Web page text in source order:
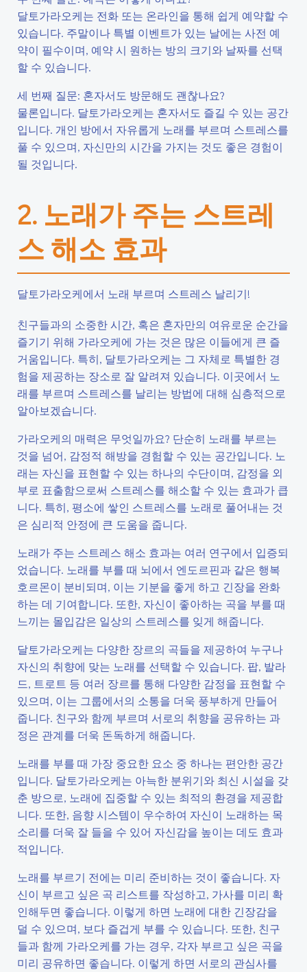
달토가라오케는 전화 또는 온라인을 통해 쉽게 예약할 수
있습니다. 주말이나 특별 이벤트가 있는 날에는 사전 예
약이 필수이며, 예약 시 원하는 방의 크기와 날짜를 선택
할 수 있습니다.
세 번째 질문: 혼자서도 방문해도 괜찮나요?
물론입니다. 달토가라오케는 혼자서도 즐길 수 있는 공간
입니다. 개인 방에서 자유롭게 노래를 부르며 스트레스를
풀 수 있으며, 자신만의 시간을 가지는 것도 좋은 경험이
될 것입니다.
2. 노래가 주는 스트레
스 해소 효과
달토가라오케에서 노래 부르며 스트레스 날리기!
친구들과의 소중한 시간, 혹은 혼자만의 여유로운 순간을
즐기기 위해 가라오케에 가는 것은 많은 이들에게 큰 즐
거움입니다. 특히, 달토가라오케는 그 자체로 특별한 경
험을 제공하는 장소로 잘 알려져 있습니다. 이곳에서 노
래를 부르며 스트레스를 날리는 방법에 대해 심층적으로
알아보겠습니다.
가라오케의 매력은 무엇일까요? 단순히 노래를 부르는
것을 넘어, 감정적 해방을 경험할 수 있는 공간입니다. 노
래는 자신을 표현할 수 있는 하나의 수단이며, 감정을 외
부로 표출함으로써 스트레스를 해소할 수 있는 효과가 큽
니다. 특히, 평소에 쌓인 스트레스를 노래로 풀어내는 것
은 심리적 안정에 큰 도움을 줍니다.
노래가 주는 스트레스 해소 효과는 여러 연구에서 입증되
었습니다. 노래를 부를 때 뇌에서 엔도르핀과 같은 행복
호르몬이 분비되며, 이는 기분을 좋게 하고 긴장을 완화
하는 데 기여합니다. 또한, 자신이 좋아하는 곡을 부를 때
느끼는 몰입감은 일상의 스트레스를 잊게 해줍니다.
달토가라오케는 다양한 장르의 곡들을 제공하여 누구나
자신의 취향에 맞는 노래를 선택할 수 있습니다. 팝, 발라
드, 트로트 등 여러 장르를 통해 다양한 감정을 표현할 수
있으며, 이는 그룹에서의 소통을 더욱 풍부하게 만들어
줍니다. 친구와 함께 부르며 서로의 취향을 공유하는 과
정은 관계를 더욱 돈독하게 해줍니다.
노래를 부를 때 가장 중요한 요소 중 하나는 편안한 공간
입니다. 달토가라오케는 아늑한 분위기와 최신 시설을 갖
춘 방으로, 노래에 집중할 수 있는 최적의 환경을 제공합
니다. 또한, 음향 시스템이 우수하여 자신이 노래하는 목
소리를 더욱 잘 들을 수 있어 자신감을 높이는 데도 효과
적입니다.
노래를 부르기 전에는 미리 준비하는 것이 좋습니다. 자
신이 부르고 싶은 곡 리스트를 작성하고, 가사를 미리 확
인해두면 좋습니다. 이렇게 하면 노래에 대한 긴장감을
덜 수 있으며, 보다 즐겁게 부를 수 있습니다. 또한, 친구
들과 함께 가라오케를 가는 경우, 각자 부르고 싶은 곡을
미리 공유하면 좋습니다. 이렇게 하면 서로의 관심사를